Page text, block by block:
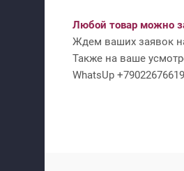
Любой товар можно
Ждем ваших заявок
Также на ваше
WhatsUp +79022676619